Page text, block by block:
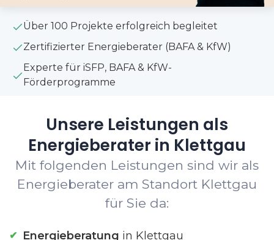
Über 100 Projekte erfolgreich begleitet
Zertifizierter Energieberater (BAFA & KfW)
Experte für iSFP, BAFA & KfW-
Förderprogramme
Unsere Leistungen als
Energieberater in Klettgau
Mit folgenden Leistungen sind wir als
Energieberater am Standort Klettgau
für Sie da:
Energieberatung in Klettgau